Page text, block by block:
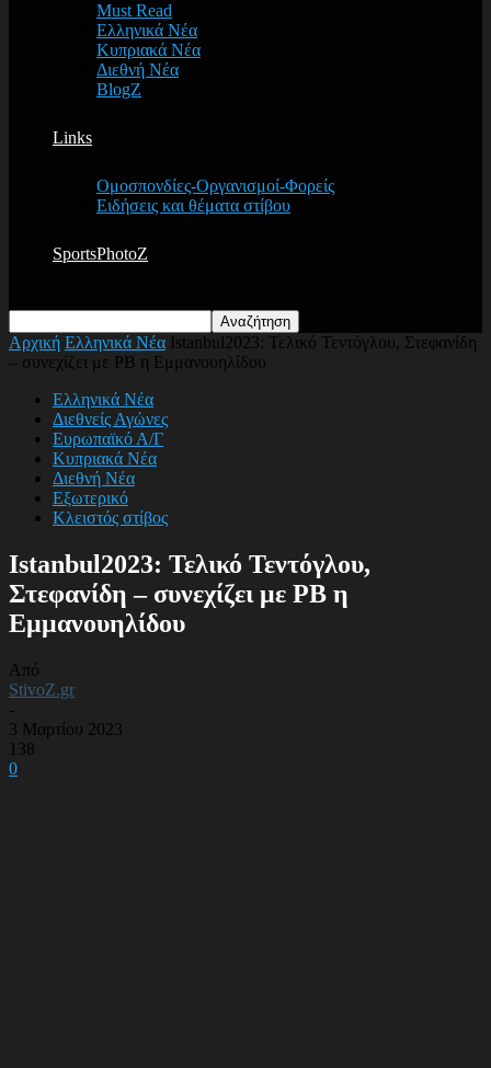
Must Read
Ελληνικά Νέα
Κυπριακά Νέα
Διεθνή Νέα
BlogZ
Links
Ομοσπονδίες-Οργανισμοί-Φορείς
Ειδήσεις και θέματα στίβου
SportsPhotoZ
Αρχική Ελληνικά Νέα Istanbul2023: Τελικό Τεντόγλου, Στεφανίδη
– συνεχίζει με PB η Εμμανουηλίδου
Ελληνικά Νέα
Διεθνείς Αγώνες
Ευρωπαϊκό Α/Γ
Κυπριακά Νέα
Διεθνή Νέα
Εξωτερικό
Κλειστός στίβος
Istanbul2023: Τελικό Τεντόγλου,
Στεφανίδη – συνεχίζει με PB η
Εμμανουηλίδου
Από
StivoZ.gr
-
3 Μαρτίου 2023
138
0